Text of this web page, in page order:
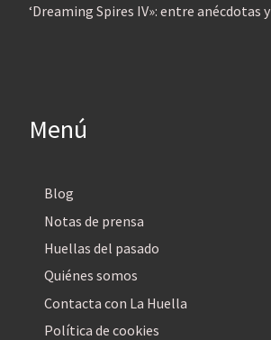
‘Dreaming Spires IV»: entre anécdotas
Menú
Blog
Notas de prensa
Huellas del pasado
Quiénes somos
Contacta con La Huella
Política de cookies